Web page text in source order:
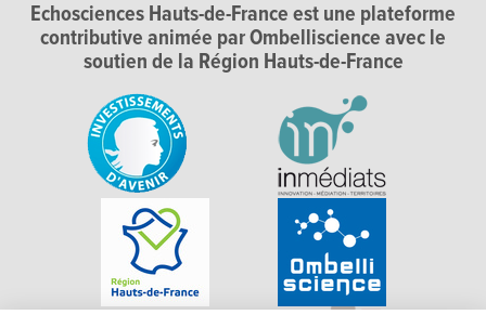
Echosciences Hauts-de-France est une plateforme
contributive animée par Ombelliscience avec le
soutien de la Région Hauts-de-France